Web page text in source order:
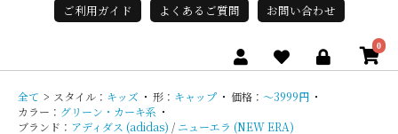
ご利用ガイド よくあるご質問 お問い合わせ
0
全て > スタイル： キッズ ・ 形： キャップ ・ 価格： 〜3999円 ・
カラー： グリーン・カーキ系 ・
ブランド： アディダス (adidas) / ニューエラ (NEW ERA)